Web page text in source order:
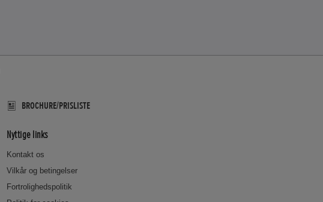
BROCHURE/PRISLISTE
Nyttige links
Kontakt os
Vilkår og betingelser
Fortrolighedspolitik